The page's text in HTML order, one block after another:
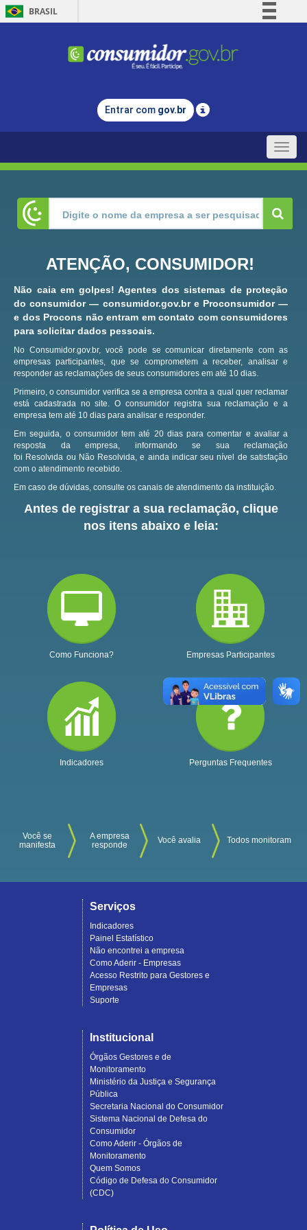
BRASIL
Comunica BR
Legislação
Entrar com gov.br
Toggle
ATENÇÃO, CONSUMIDOR!
Não caia em golpes! Agentes dos sistemas de proteção
do consumidor — consumidor.gov.br e Proconsumidor —
e dos Procons não entram em contato com consumidores
para solicitar dados pessoais.
No Consumidor.gov.br, você pode se comunicar diretamente com as
empresas participantes, que se comprometem a receber, analisar e
responder as reclamações de seus consumidores em até 10 dias.
Primeiro, o consumidor verifica se a empresa contra a qual quer reclamar
está cadastrada no site.O consumidor registra sua reclamação e a
empresa tem até 10 dias para analisar e responder.
Em seguida, o consumidor tem até 20 dias para comentar e avaliar a
resposta da empresa, informando se sua reclamação
foi Resolvida ou Não Resolvida, e ainda indicar seu nível de satisfação
com o atendimento recebido.
Em caso de dúvidas, consulte os canais de atendimento da instituição.
Antes de registrar a sua reclamação, clique
nos itens abaixo e leia:
Como Funciona? Empresas Participantes
Indicadores Perguntas Frequentes
Você se
manifesta
A empresa
responde
Você avalia Todos monitoram
Serviços
Indicadores
Painel Estatístico
Não encontrei a empresa
Como Aderir - Empresas
Acesso Restrito para Gestores e
Empresas
Suporte
Institucional
Órgãos Gestores e de
Monitoramento
Ministério da Justiça e Segurança
Pública
Secretaria Nacional do Consumidor
Sistema Nacional de Defesa do
Consumidor
Como Aderir - Órgãos de
Monitoramento
Quem Somos
Código de Defesa do Consumidor
(CDC)